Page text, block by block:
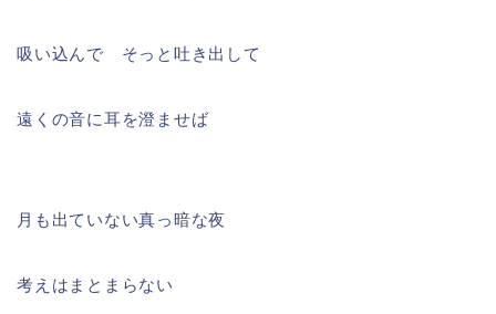
吸い込んで そっと吐き出して
遠くの音に耳を澄ませば
月も出ていない真っ暗な夜
考えはまとまらない